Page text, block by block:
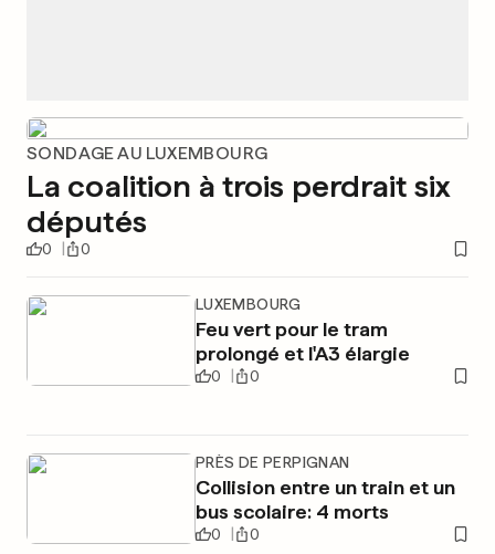
SONDAGE AU LUXEMBOURG
La coalition à trois perdrait six
députés
0 0
LUXEMBOURG
Feu vert pour le tram
prolongé et l'A3 élargie
0 0
PRÈS DE PERPIGNAN
Collision entre un train et un
bus scolaire: 4 morts
0 0